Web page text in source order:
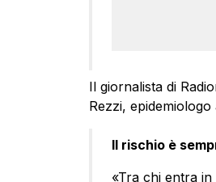
Il giornalista di
Rezzi,
Il rischio è
«Tra chi entra